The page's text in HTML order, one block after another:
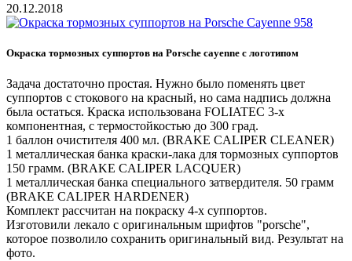
20.12.2018
Окраска тормозных суппортов на Porsche cayenne с логотипом
Задача достаточно простая. Нужно было поменять цвет
суппортов с стокового на красный, но сама надпись должна
была остаться. Краска использована FOLIATEC 3-х
компонентная, с термостойкостью до 300 град.
1 баллон очистителя 400 мл. (BRAKE CALIPER CLEANER)
1 металлическая банка краски-лака для тормозных суппортов
150 грамм. (BRAKE CALIPER LACQUER)
1 металлическая банка специального затвердителя. 50 грамм
(BRAKE CALIPER HARDENER)
Комплект рассчитан на покраску 4-х суппортов.
Изготовили лекало с оригинальным шрифтов "porsche",
которое позволило сохранить оригинальный вид. Результат на
фото.